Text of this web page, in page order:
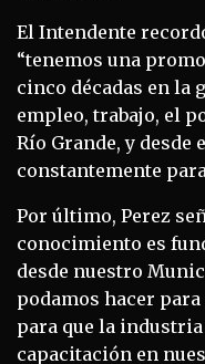
El Intendente
“tenemos una
cinco décadas en la
empleo, trabajo, el
Río Grande, y desde
constantemente
Por último, Perez
conocimiento es
desde nuestro
podamos hacer
para que la
capacitación en